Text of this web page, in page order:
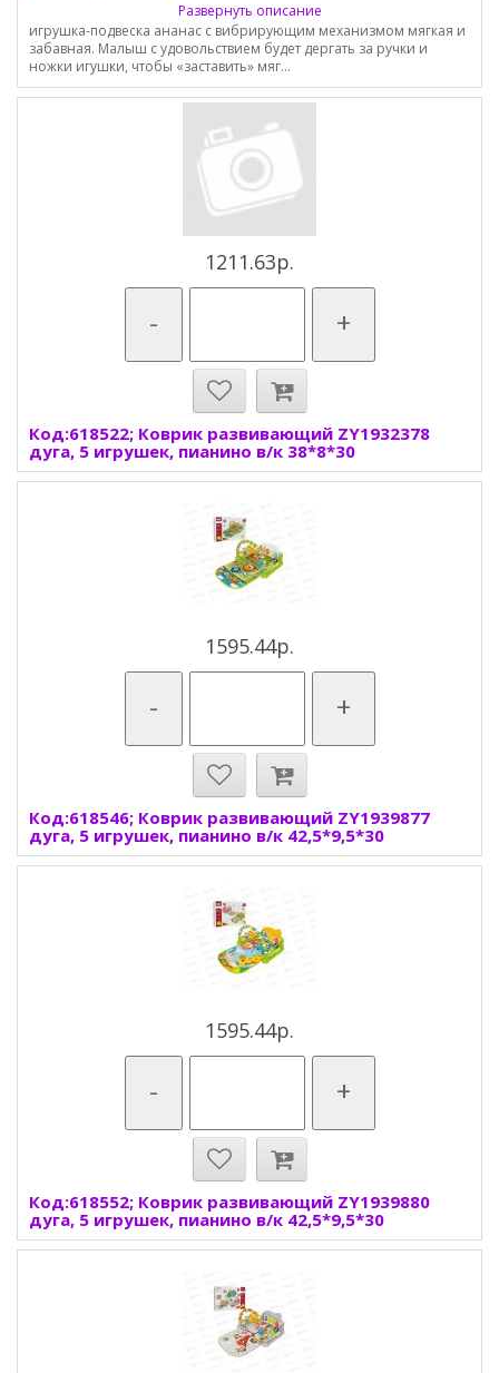
Развернуть описание
игрушка-подвеска ананас с вибрирующим механизмом мягкая и
забавная. Малыш с удовольствием будет дергать за ручки и
ножки игушки, чтобы «заставить» мяг...
1211.63р.
- +
Код:618522; Коврик развивающий ZY1932378
дуга, 5 игрушек, пианино в/к 38*8*30
1595.44р.
- +
Код:618546; Коврик развивающий ZY1939877
дуга, 5 игрушек, пианино в/к 42,5*9,5*30
1595.44р.
- +
Код:618552; Коврик развивающий ZY1939880
дуга, 5 игрушек, пианино в/к 42,5*9,5*30